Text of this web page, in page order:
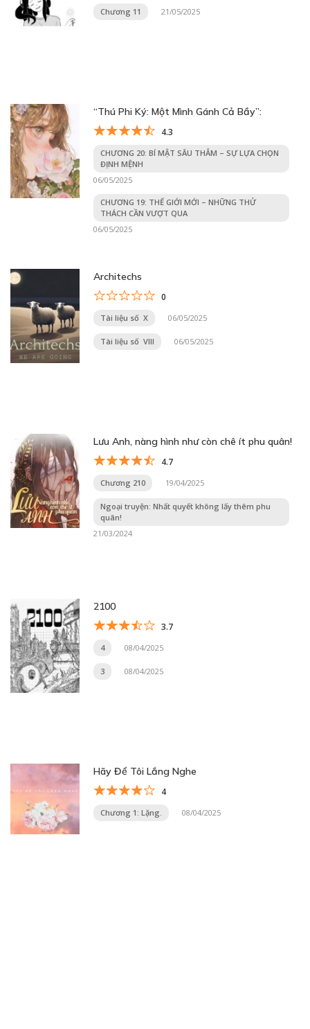
Chương 11 21/05/2025
“Thú Phi Ký: Một Mình Gánh Cả Bầy”:
4.3
CHƯƠNG 20: BÍ MẬT SÂU THẲM – SỰ LỰA CHỌN
ĐỊNH MỆNH
06/05/2025
CHƯƠNG 19: THẾ GIỚI MỚI – NHỮNG THỬ
THÁCH CẦN VƯỢT QUA
06/05/2025
Architechs
0
Tài liệu số X 06/05/2025
Tài liệu số VIII 06/05/2025
Lưu Anh, nàng hình như còn chê ít phu quân!
4.7
Chương 210 19/04/2025
Ngoại truyện: Nhất quyết không lấy thêm phu
quân!
21/03/2024
2100
3.7
4 08/04/2025
3 08/04/2025
Hãy Để Tôi Lắng Nghe
4
Chương 1: Lặng. 08/04/2025